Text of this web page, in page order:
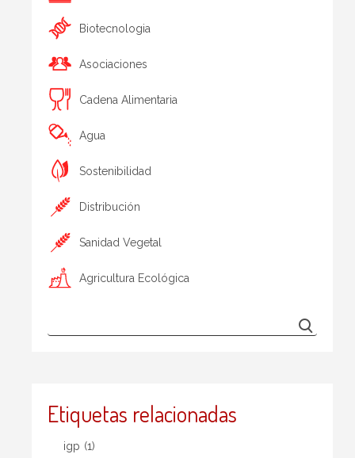
Biotecnologia
Asociaciones
Cadena Alimentaria
Agua
Sostenibilidad
Distribución
Sanidad Vegetal
Agricultura Ecológica
Etiquetas relacionadas
igp (1)